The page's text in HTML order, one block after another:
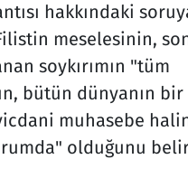
hakkındaki
meselesinin,
soykırımın "tüm
bütün dünyanın bir
muhasebe
olduğunu